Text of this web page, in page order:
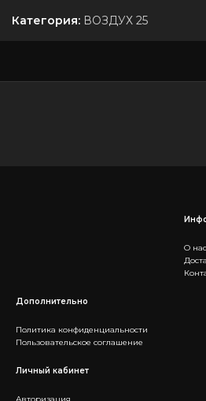
Категория: ВОЗДУХ 25
О нас
Дополнительно
Политика конфиденциальности
Пользовательское соглашение
Личный кабинет
Авторизация